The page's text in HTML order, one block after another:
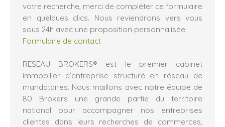
votre recherche, merci de compléter ce formulaire
en quelques clics. Nous reviendrons vers vous
sous 24h avec une proposition personnalisée:
Formulaire de contact
RESEAU BROKERS® est le premier cabinet
immobilier d’entreprise structuré en réseau de
mandataires. Nous maillons avec notre équipe de
80 Brokers une grande partie du territoire
national pour accompagner nos entreprises
clientes dans leurs recherches de commerces,